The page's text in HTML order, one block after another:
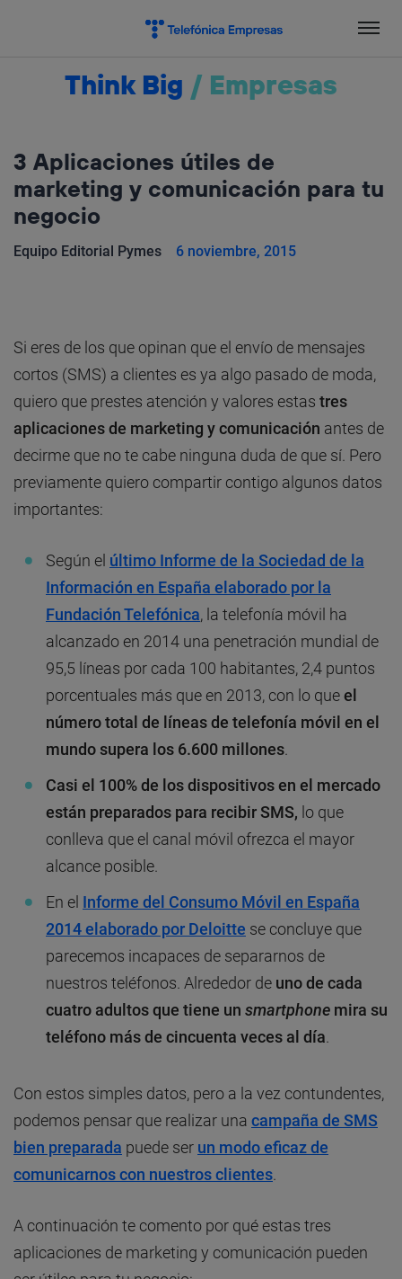
Think Big / Empresas
3 Aplicaciones útiles de
marketing y comunicación para tu
negocio
Equipo Editorial Pymes 6 noviembre, 2015
Si eres de los que opinan que el envío de mensajes
cortos (SMS) a clientes es ya algo pasado de moda,
quiero que prestes atención y valores estas tres
aplicaciones de marketing y comunicación antes de
decirme que no te cabe ninguna duda de que sí. Pero
previamente quiero compartir contigo algunos datos
importantes:
Según el último Informe de la Sociedad de la
Información en España elaborado por la
Fundación Telefónica, la telefonía móvil ha
alcanzado en 2014 una penetración mundial de
95,5 líneas por cada 100 habitantes, 2,4 puntos
porcentuales más que en 2013, con lo queel
número total de líneas de telefonía móvil en el
mundo supera los 6.600 millones
Casi el 100% de los dispositivos en el mercado
están preparados para recibir SMS, lo que
conlleva que el canal móvil ofrezca el mayor
alcance posible.
En el Informe del Consumo Móvil en España
2014 elaborado por Deloitte se concluye que
parecemos incapaces de separarnos de
nuestros teléfonos. Alrededor de uno de cada
cuatro adultos que tiene un smartphone mira su
teléfono más de cincuenta veces al día
Con estos simples datos, pero a la vez contundentes,
podemos pensar que realizar una campaña de SMS
bien preparada puede ser un modo eficaz de
comunicarnos con nuestros clientes
A continuación te comento por qué estas tres
aplicaciones de marketing y comunicación pueden